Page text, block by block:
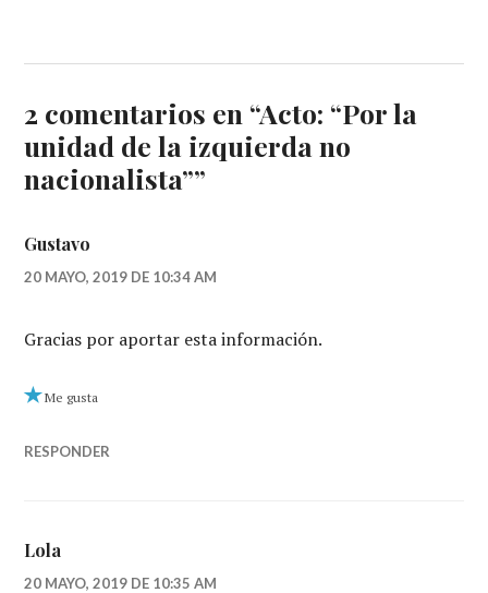
2 comentarios en “Acto: “Por la
unidad de la izquierda no
nacionalista””
Gustavo
20 MAYO, 2019 DE 10:34 AM
Gracias por aportar esta información.
Me gusta
RESPONDER
Lola
20 MAYO, 2019 DE 10:35 AM